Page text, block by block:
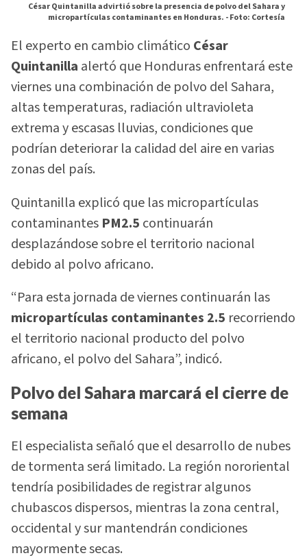
César Quintanilla advirtió sobre la presencia de polvo del Sahara y
micropartículas contaminantes en Honduras. -Foto: Cortesía
El experto en cambio climático César
Quintanilla alertó que Honduras enfrentará este
viernes una combinación de polvo del Sahara,
altas temperaturas, radiación ultravioleta
extrema y escasas lluvias, condiciones que
podrían deteriorar la calidad del aire en varias
zonas del país.
Quintanilla explicó que las micropartículas
contaminantes PM2.5 continuarán
desplazándose sobre el territorio nacional
debido al polvo africano.
“Para esta jornada de viernes continuarán las
micropartículas contaminantes 2.5 recorriendo
el territorio nacional producto del polvo
africano, el polvo del Sahara”, indicó.
Polvo del Sahara marcará el cierre de
semana
El especialista señaló que el desarrollo de nubes
de tormenta será limitado. La región nororiental
tendría posibilidades de registrar algunos
chubascos dispersos, mientras la zona central,
occidental y sur mantendrán condiciones
mayormente secas.